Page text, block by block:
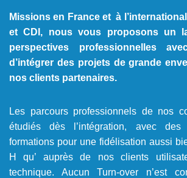
Missions en France et à
et CDI, nous vous proposons un
perspectives professionnelles
d’intégrer des projets de grande
nos clients partenaires.
Les parcours professionnels de nos
étudiés dès l’intégration, avec des
formations pour une fidélisation aussi
H qu’ auprès de nos clients
technique. Aucun Turn-over n’est